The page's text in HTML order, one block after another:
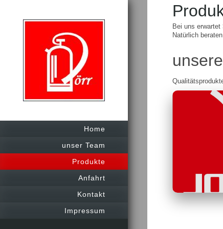
Home
unser Team
Produkte
Anfahrt
Kontakt
Impressum
Bei uns
Natürlich